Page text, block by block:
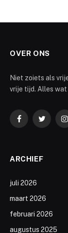
OVER ONS
Niet zoiets als
vrije tijd. Alles wat
FacebookTwitter
ARCHIEF
juli 2026
maart 2026
februari 2026
augustus 2025